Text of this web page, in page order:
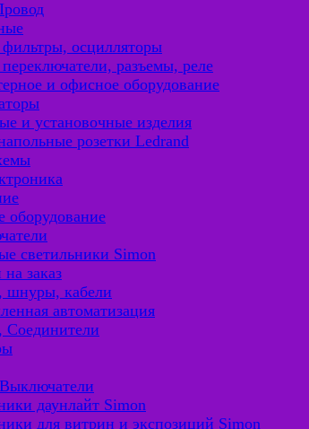
осцилляторы
разъемы, реле
и офисное оборудование
и установочные изделия
розетки Ledrand
оборудование
светильники Simon
заказ
шнуры, кабели
автоматизация
Соединители
даунлайт Simon
для витрин и экспозиций Simon